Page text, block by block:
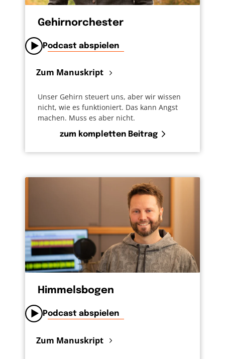
Gehirnorchester
Podcast abspielen
Zum Manuskript
Unser Gehirn steuert uns, aber wir wissen
nicht, wie es funktioniert. Das kann Angst
machen. Muss es aber nicht.
zum kompletten Beitrag
Himmelsbogen
Podcast abspielen
Zum Manuskript